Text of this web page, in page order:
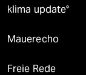
klima update°
Mauerecho
Freie Rede